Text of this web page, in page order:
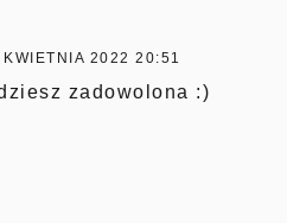
KWIETNIA 2022 20:51
zadowolona :)